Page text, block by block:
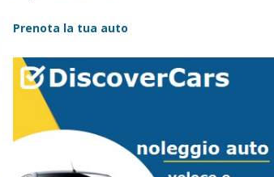
Prenota la tua auto